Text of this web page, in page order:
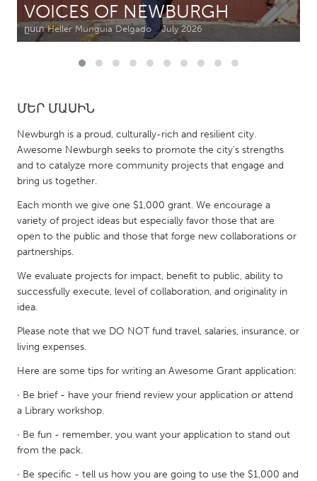
CANADA
MALAYSIA
Kuala Lumpur
NETHERLANDS
Leiden
Utrecht
UNITED KINGDOM
VOICES OF NEWBURGH
ըստ Heller Munguia Delgado July 2026
ՄԵՐ ՄԱՍԻՆ
Newburgh is a proud, culturally-rich and resilient city.
Awesome Newburgh seeks to promote the city's strengths
and to catalyze more community projects that engage and
bring us together.
Each month we give one $1,000 grant. We encourage a
variety of project ideas but especially favor those that are
open to the public and those that forge new collaborations or
partnerships.
We evaluate projects for impact, benefit to public, ability to
successfully execute, level of collaboration, and originality in
idea.
Please note that we DO NOT fund travel, salaries, insurance, or
living expenses.
Here are some tips for writing an Awesome Grant application:
· Be brief - have your friend review your application or attend
a Library workshop.
· Be fun - remember, you want your application to stand out
from the pack.
· Be specific - tell us how you are going to use the $1,000 and